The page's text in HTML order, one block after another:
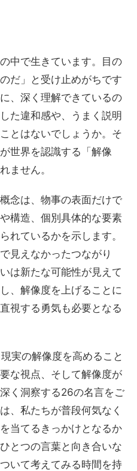
中で生きています。目の
だ」と受け止めがちです
、深く理解できているの
た違和感や、うまく説明
とはないでしょうか。そ
世界を認識する「解像
ません。
念は、物事の表面だけで
構造、個別具体的な要素
れているかを示します。
見えなかったつながり
は新たな可能性が見えて
、解像度を上げることに
視する勇気も必要となる
実の解像度を高めること
な視点、そして解像度が
く洞察する26の名言をご
、私たちが普段何気なく
当てるきっかけとなるか
とつの言葉と向き合いな
いて考えてみる時間を持